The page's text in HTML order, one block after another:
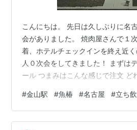
こんにちは。 先日は久しぶりに名
会がありました。 焼肉屋さんで１
着、ホテルチェックインを終え近
人０次会をしてきました！ まずは
ール つまみはこんな感じで注文 ど
行った魚中心のお店 焼き鳥系、居
営業しており お店も活気がありま
て入れる お店でした。 焼肉前にお
#金山駅 #魚椿 #名古屋 #立ち